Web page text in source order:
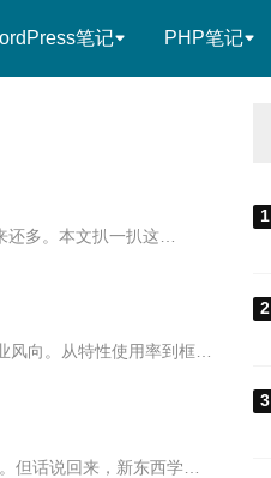
笔记 PHP笔记
还多。本文扒一扒这…
风向。从特性使用率到框…
但话说回来，新东西学…